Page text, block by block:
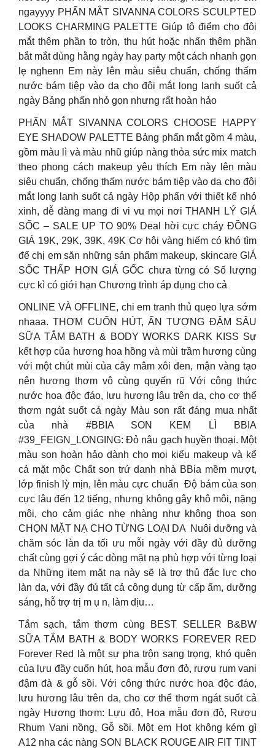
ngayyyy PHẤN MẮT SIVANNA COLORS SCULPTED
LOOKS CHARMING PALETTE Giúp tô điểm cho đôi
mắt thêm phần to tròn, thu hút hoặc nhấn thêm phần
bắt mắt dùng hằng ngày hay party một cách nhanh gọn
lẹ nghenn Em này lên màu siêu chuẩn, chống thấm
nước bám tiệp vào da cho đôi mắt long lanh suốt cả
ngày Bảng phấn nhỏ gọn nhưng rất hoàn hảo
PHẤN MẮT SIVANNA COLORS CHOOSE HAPPY
EYE SHADOW PALETTE Bảng phấn mắt gồm 4 màu,
gồm màu lì và màu nhũ giúp nàng thỏa sức mix match
theo phong cách makeup yêu thích Em này lên màu
siêu chuẩn, chống thấm nước bám tiệp vào da cho đôi
mắt long lanh suốt cả ngày Hộp phấn với thiết kế nhỏ
xinh, dễ dàng mang đi vi vu mọi nơi THANH LÝ GIÁ
SỐC – SALE UP TO 90% Deal hời cực cháy ĐỒNG
GIÁ 19K, 29K, 39K, 49K Cơ hội vàng hiếm có khó tìm
để chị em săn những sản phẩm makeup, skincare GIÁ
SỐC THẤP HƠN GIÁ GỐC chưa từng có Số lượng
cực kì có giới hạn Chương trình áp dụng cho cả
ONLINE VÀ OFFLINE, chi em tranh thủ quẹo lựa sớm
nhaaa. THƠM CUỐN HÚT, ẤN TƯỢNG ĐẬM SÂU
SỮA TẮM BATH & BODY WORKS DARK KISS Sự
kết hợp của hương hoa hồng và mùi trầm hương cùng
với một chút mùi của cây mâm xôi đen, mận vàng tạo
nên hương thơm vô cùng quyến rũ Với công thức
nước hoa độc đáo, lưu hương lâu trên da, cho cơ thể
thơm ngát suốt cả ngày Màu son rất đáng mua nhất
của nhà #BBIA SON KEM LÌ BBIA
#39_FEIGN_LONGING: Đỏ nâu gạch huyền thoại. Một
màu son hoàn hảo dành cho mọi kiểu makeup và kể
cả mặt mộc Chất son trứ danh nhà BBia mềm mượt,
lớp finish lỳ mịn, lên màu cực chuẩn ️ Độ bám của son
cực lâu đến 12 tiếng, nhưng không gây khô môi, nặng
môi, cho cảm giác nhẹ nhàng như không thoa son
CHỌN MẶT NẠ CHO TỪNG LOẠI DA ️ Nuôi dưỡng và
chăm sóc làn da tối ưu mỗi ngày với đầy đủ dưỡng
chất cùng gợi ý các dòng mặt nạ phù hợp với từng loại
da Những item mặt nạ này sẽ là trợ thủ đắc lực cho
làn da, với đầy đủ tất cả công dụng từ cấp ẩm, dưỡng
sáng, hỗ trợ trị m ụ n, làm dịu…
Tắm sạch, tắm thơm cùng BEST SELLER B&BW
SỮA TẮM BATH & BODY WORKS FOREVER RED
Forever Red là một sự pha trộn sang trọng, khó quên
của lựu đầy cuốn hút, hoa mẫu đơn đỏ, rượu rum vani
đậm đà & gỗ sồi. Với công thức nước hoa độc đáo,
lưu hương lâu trên da, cho cơ thể thơm ngát suốt cả
ngày Hương thơm: Lựu đỏ, Hoa mẫu đơn đỏ, Rượu
Rhum Vani nồng, Gỗ sồi. Một em Hot không kém gì
A12 nha các nàng SON BLACK ROUGE AIR FIT TINT